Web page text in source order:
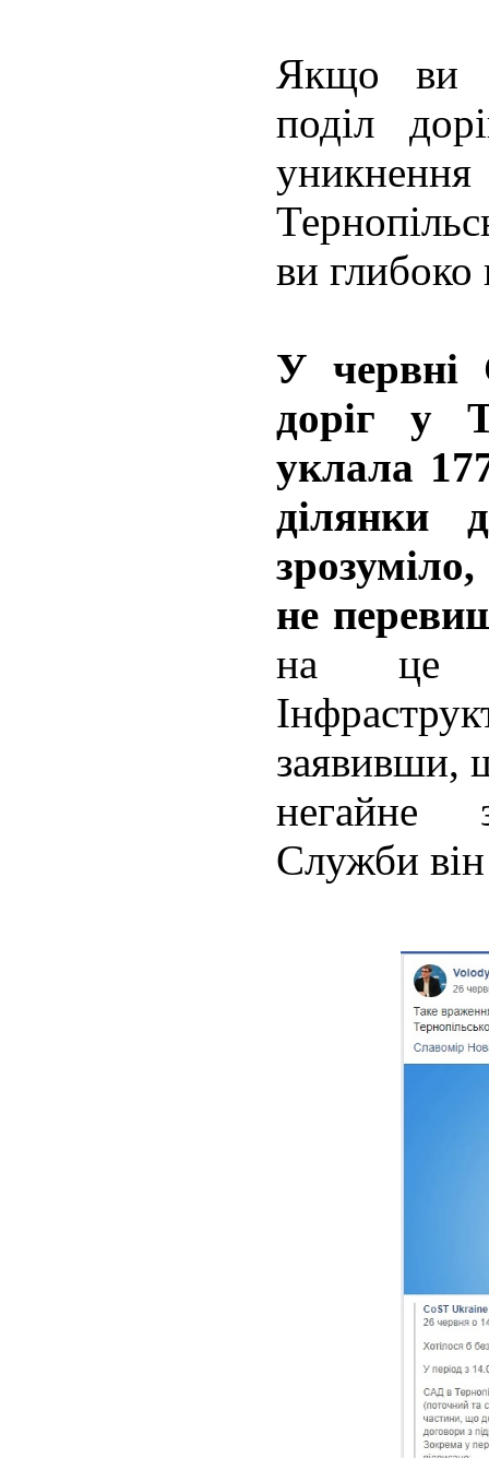
Якщо ви
поділ
ви глибоко
У червні
доріг у
уклала
ділянки
не
на це
заявивши,
негайне
Служби